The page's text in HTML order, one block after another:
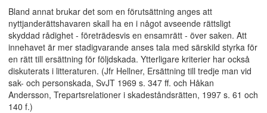
Bland annat brukar det som en förutsättning anges att
nyttjanderättshavaren skall ha en i något avseende rättsligt
skyddad rådighet - företrädesvis en ensamrätt - över saken. Att
innehavet är mer stadigvarande anses tala med särskild styrka för
en rätt till ersättning för följdskada. Ytterligare kriterier har också
diskuterats i litteraturen. (Jfr Hellner, Ersättning till tredje man vid
sak- och personskada, SvJT 1969 s. 347 ff. och Håkan
Andersson, Trepartsrelationer i skadeståndsrätten, 1997 s. 61 och
140 f.)